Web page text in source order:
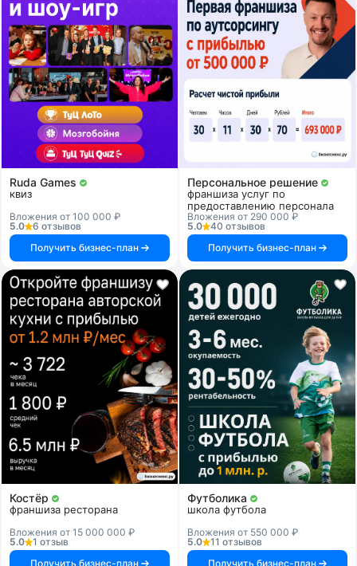
Ruda Games
квиз
Вложения от 100 000 ₽
5.0
6 отзывов
Получить бизнес-план
Персональное решение
франшиза услуг по
предоставлению персонала
Вложения от 290 000 ₽
5.0
40 отзывов
Получить бизнес-план
Костёр
франшиза ресторана
Вложения от 15 000 000 ₽
5.0
1 отзыв
Получить бизнес-план
Футболика
школа футбола
Вложения от 550 000 ₽
5.0
11 отзывов
Получить бизнес-план